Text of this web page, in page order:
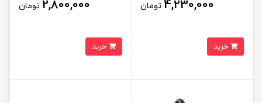
4,230,000 تومان 2,800,000 تومان